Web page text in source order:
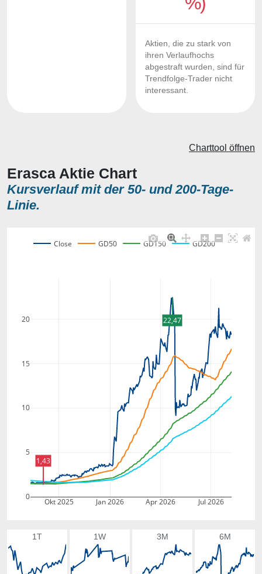
Aktien, die zu stark von
ihren Verlaufhochs
abgestraft wurden, sind für
Trendfolge-Trader nicht
interessant.
Erasca Aktie Chart
Kursverlauf mit der 50- und 200-Tage-
Linie.
Charttool öffnen
Okt 2025 Jan 2026 Apr 2026 Jul 2026
0
5
10
15
20
Close GD50 GD150 GD200
22,47
1,43
1T 1W 3M 6M